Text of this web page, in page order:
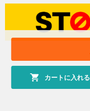
カートに入れる